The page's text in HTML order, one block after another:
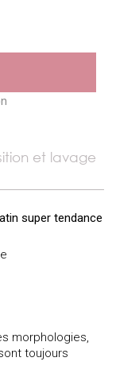
et lavage
super tendance
morphologies,
toujours